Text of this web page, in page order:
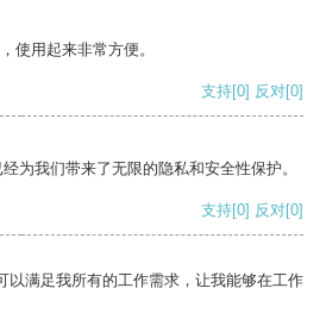
使用起来非常方便。
支持[0] 反对[0]
为我们带来了无限的隐私和安全性保护。
支持[0] 反对[0]
以满足我所有的工作需求，让我能够在工作